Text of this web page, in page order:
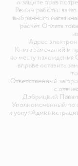
о защите прав
Режим работы:
выбранного
расчёт. Оплата
Адрес
Книга замечаний и
по месту
вправе оставить
Ответственный за
с
Добрицкий Павел
Уполномоченный по
и услуг